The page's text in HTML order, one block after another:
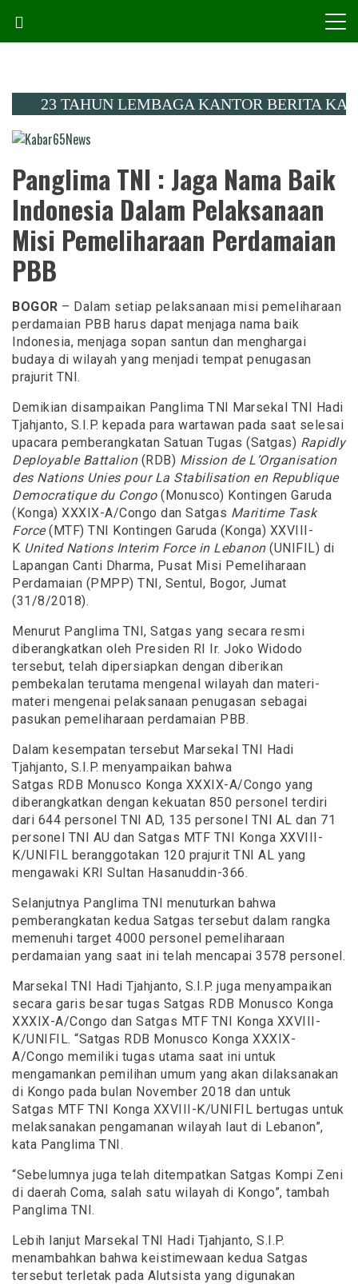
content
23 TAHUN LEMBAGA KANTOR BERITA
Kabar65News
Panglima TNI : Jaga Nama Baik
Indonesia Dalam Pelaksanaan
Misi Pemeliharaan Perdamaian
PBB
BOGOR – Dalam setiap pelaksanaan misi pemeliharaan
perdamaian PBB harus dapat menjaga nama baik
Indonesia, menjaga sopan santun dan menghargai
budaya di wilayah yang menjadi tempat penugasan
prajurit TNI.
Demikian disampaikan Panglima TNI Marsekal TNI Hadi
Tjahjanto, S.I.P. kepada para wartawan pada saat selesai
upacara pemberangkatan Satuan Tugas (Satgas) Rapidly
Deployable Battalion(RDB) Mission de L’Organisation
des Nations Unies pour La Stabilisation en Republique
Democratique du Congo(Monusco) Kontingen Garuda
(Konga) XXXIX-A/Congo dan Satgas Maritime Task
Force(MTF) TNI Kontingen Garuda (Konga) XXVIII-
K United Nations Interim Force in Lebanon(UNIFIL) di
Lapangan Canti Dharma, Pusat Misi Pemeliharaan
Perdamaian (PMPP) TNI, Sentul, Bogor, Jumat
(31/8/2018).
Menurut Panglima TNI, Satgas yang secara resmi
diberangkatkan oleh Presiden RI Ir. Joko Widodo
tersebut, telah dipersiapkan dengan diberikan
pembekalan terutama mengenal wilayah dan materi-
materi mengenai pelaksanaan penugasan sebagai
pasukan pemeliharaan perdamaian PBB.
Dalam kesempatan tersebut Marsekal TNI Hadi
Tjahjanto, S.I.P. menyampaikan bahwa
Satgas RDB Monusco Konga XXXIX-A/Congo yang
diberangkatkan dengan kekuatan 850 personel terdiri
dari 644 personel TNI AD, 135 personel TNI AL dan 71
personel TNI AU dan Satgas MTF TNI Konga XXVIII-
K/UNIFIL beranggotakan 120 prajurit TNI AL yang
mengawaki KRI Sultan Hasanuddin-366.
Selanjutnya Panglima TNI menuturkan bahwa
pemberangkatan kedua Satgas tersebut dalam rangka
memenuhi target 4000 personel pemeliharaan
perdamaian yang saat ini telah mencapai 3578 personel.
Marsekal TNI Hadi Tjahjanto, S.I.P. juga menyampaikan
secara garis besar tugas Satgas RDB Monusco Konga
XXXIX-A/Congo dan Satgas MTF TNI Konga XXVIII-
K/UNIFIL. “Satgas RDB Monusco Konga XXXIX-
A/Congo memiliki tugas utama saat ini untuk
mengamankan pemilihan umum yang akan dilaksanakan
di Kongo pada bulan November 2018 dan untuk
Satgas MTF TNI Konga XXVIII-K/UNIFIL bertugas untuk
melaksanakan pengamanan wilayah laut di Lebanon”,
kata Panglima TNI.
“Sebelumnya juga telah ditempatkan Satgas Kompi Zeni
di daerah Coma, salah satu wilayah di Kongo”, tambah
Panglima TNI.
Lebih lanjut Marsekal TNI Hadi Tjahjanto, S.I.P.
menambahkan bahwa keistimewaan kedua Satgas
tersebut terletak pada Alutsista yang digunakan